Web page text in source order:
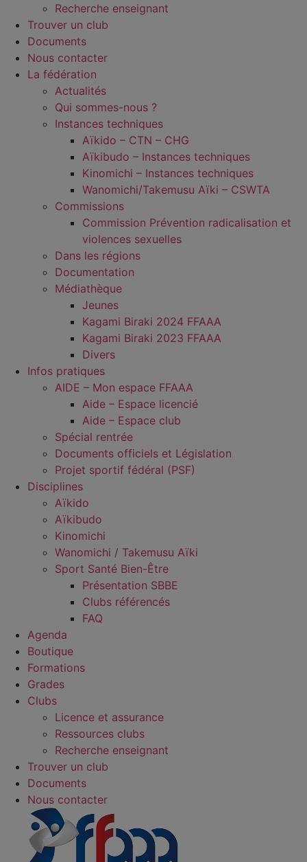
Recherche enseignant
Trouver un club
Documents
Nous contacter
La fédération
Actualités
Qui sommes-nous ?
Instances techniques
Aïkido – CTN – CHG
Aïkibudo – Instances techniques
Kinomichi – Instances techniques
Wanomichi/Takemusu Aïki – CSWTA
Commissions
Commission Prévention radicalisation et
violences sexuelles
Dans les régions
Documentation
Médiathèque
Jeunes
Kagami Biraki 2024 FFAAA
Kagami Biraki 2023 FFAAA
Divers
Infos pratiques
AIDE – Mon espace FFAAA
Aide – Espace licencié
Aide – Espace club
Spécial rentrée
Documents officiels et Législation
Projet sportif fédéral (PSF)
Disciplines
Aïkido
Aïkibudo
Kinomichi
Wanomichi / Takemusu Aïki
Sport Santé Bien-Être
Présentation SBBE
Clubs référencés
FAQ
Agenda
Boutique
Formations
Grades
Clubs
Licence et assurance
Ressources clubs
Recherche enseignant
Trouver un club
Documents
Nous contacter